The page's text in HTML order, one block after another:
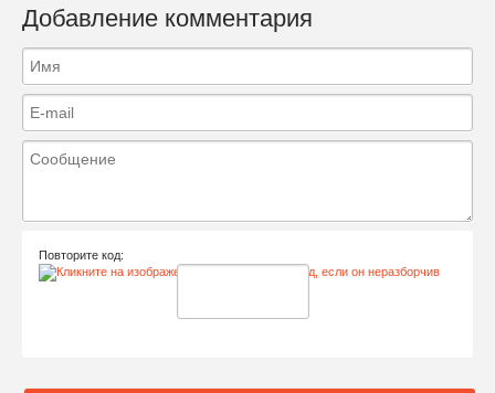
Добавление комментария
Повторите код: